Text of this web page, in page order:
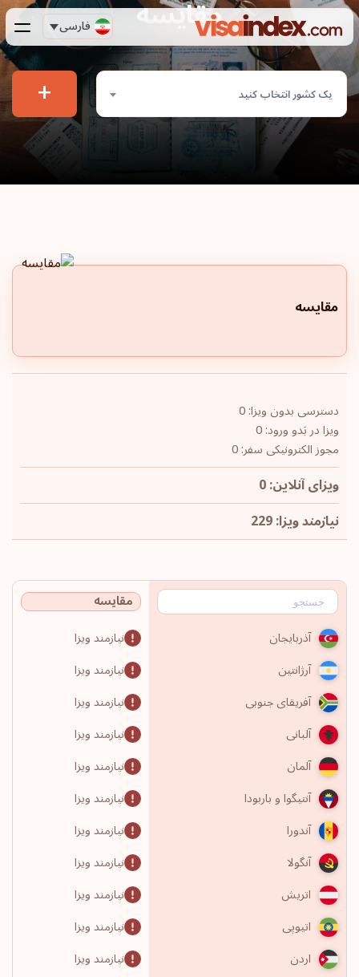
فارسی مقایسه
یک کشور انتخاب کنید +
مقایسه
دسترسی بدون ویزا: 0
ویزا در بَدو ورود: 0
مجوز الکترونیکی سفر: 0
ویزای آنلاین: 0
نیازمند ویزا: 229
مقایسه
آذربایجان
نیازمند ویزا
آرژانتین
نیازمند ویزا
آفریقای جنوبی
نیازمند ویزا
آلبانی
نیازمند ویزا
آلمان
نیازمند ویزا
آنتیگوا و باربودا
نیازمند ویزا
آندورا
نیازمند ویزا
آنگولا
نیازمند ویزا
اتریش
نیازمند ویزا
اتیوپی
نیازمند ویزا
اردن
نیازمند ویزا